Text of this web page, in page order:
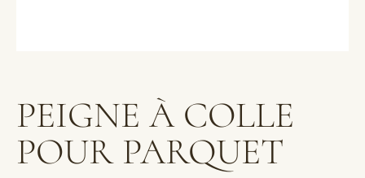
PEIGNE À COLLE
POUR PARQUET